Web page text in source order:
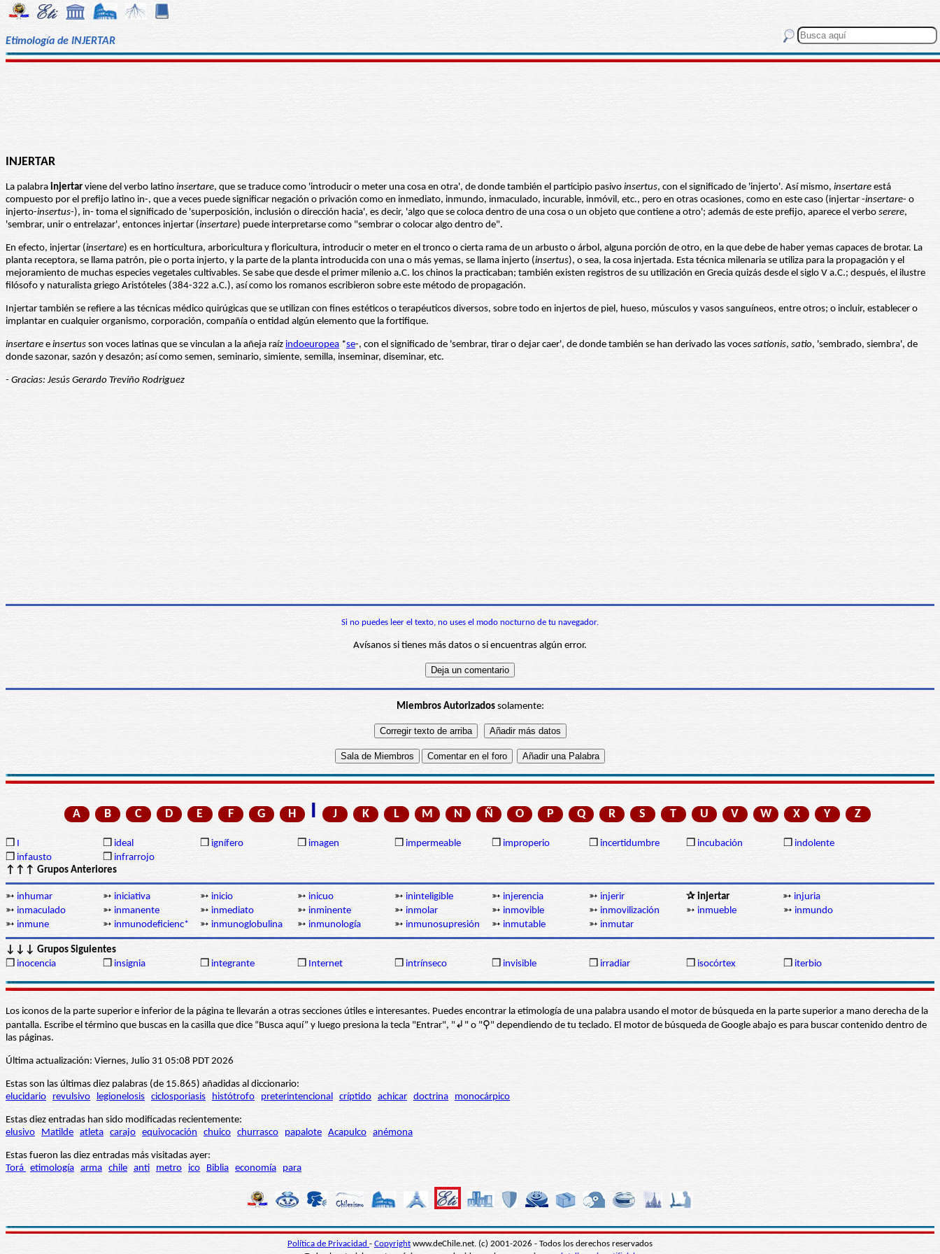
Etimología de INJERTAR
INJERTAR
La palabra injertar viene del verbo latino insertare, que se traduce como 'introducir o meter una cosa en otra', de donde también el participio pasivo insertus, con el significado de 'injerto'. Así mismo, insertare está
compuesto por el prefijo latino in-, que a veces puede significar negación o privación como en inmediato, inmundo, inmaculado, incurable, inmóvil, etc., pero en otras ocasiones, como en este caso (injertar -insertare- o
injerto-insertus-), in- toma el significado de 'superposición, inclusión o dirección hacia', es decir, 'algo que se coloca dentro de una cosa o un objeto que contiene a otro'; además de este prefijo, aparece el verbo serere,
'sembrar, unir o entrelazar', entonces injertar (insertare) puede interpretarse como "sembrar o colocar algo dentro de".
En efecto, injertar (insertare) es en horticultura, arboricultura y floricultura, introducir o meter en el tronco o cierta rama de un arbusto o árbol, alguna porción de otro, en la que debe de haber yemas capaces de brotar. La
planta receptora, se llama patrón, pie o porta injerto, y la parte de la planta introducida con una o más yemas, se llama injerto (insertus), o sea, la cosa injertada. Esta técnica milenaria se utiliza para la propagación y el
mejoramiento de muchas especies vegetales cultivables. Se sabe que desde el primer milenio a.C. los chinos la practicaban; también existen registros de su utilización en Grecia quizás desde el siglo V a.C.; después, el ilustre
filósofo y naturalista griego Aristóteles (384-322 a.C.), así como los romanos escribieron sobre este método de propagación.
Injertar también se refiere a las técnicas médico quirúgicas que se utilizan con fines estéticos o terapéuticos diversos, sobre todo en injertos de piel, hueso, músculos y vasos sanguíneos, entre otros; o incluir, establecer o
implantar en cualquier organismo, corporación, compañía o entidad algún elemento que la fortifique.
insertare e insertus son voces latinas que se vinculan a la añeja raíz indoeuropea *se-, con el significado de 'sembrar, tirar o dejar caer', de donde también se han derivado las voces sationis, satio, 'sembrado, siembra', de
donde sazonar, sazón y desazón; así como semen, seminario, simiente, semilla, inseminar, diseminar, etc.
- Gracias: Jesús Gerardo Treviño Rodriguez
Si no puedes leer el texto, no uses el modo nocturno de tu navegador.
Avísanos si tienes más datos o si encuentras algún error.
Miembros Autorizadossolamente:
A B C D E F G H I J K L M N Ñ O P Q R S T U V W X Y Z
❒ I ❒ ideal ❒ ignífero ❒ imagen ❒ impermeable ❒ improperio ❒ incertidumbre ❒ incubación ❒ indolente
❒ infausto ❒ infrarrojo
↑↑↑ Grupos Anteriores
➳ inhumar ➳ iniciativa ➳ inicio ➳ inicuo ➳ ininteligible ➳ injerencia ➳ injerir ✰ injertar ➳ injuria
➳ inmaculado ➳ inmanente ➳ inmediato ➳ inminente ➳ inmolar ➳ inmovible ➳ inmovilización ➳ inmueble ➳ inmundo
➳ inmune ➳ inmunodeficienc* ➳ inmunoglobulina ➳ inmunología ➳ inmunosupresión ➳ inmutable ➳ inmutar
↓↓↓ Grupos Siguientes
❒ inocencia ❒ insignia ❒ integrante ❒ Internet ❒ intrínseco ❒ invisible ❒ irradiar ❒ isocórtex ❒ iterbio
Los iconos de la parte superior e inferior de la página te llevarán a otras secciones útiles e interesantes. Puedes encontrar la etimología de una palabra usando el motor de búsqueda en la parte superior a mano derecha de la
pantalla. Escribe el término que buscas en la casilla que dice “Busca aquí” y luego presiona la tecla "Entrar", "↲" o "⚲" dependiendo de tu teclado. El motor de búsqueda de Google abajo es para buscar contenido dentro de
las páginas.
Última actualización: Viernes, Julio 31 05:08 PDT 2026
Estas son las últimas diez palabras (de 15.865) añadidas al diccionario:
elucidario
revulsivo legionelosis ciclosporiasis histótrofo preterintencional críptido achicar doctrina monocárpico
Estas diez entradas han sido modificadas recientemente:
elusivo
Matilde atleta carajo equivocación chuico churrasco papalote Acapulco anémona
Estas fueron las diez entradas más visitadas ayer:
Torá etimología arma chile anti metro ico Biblia economía para
Política de Privacidad - Copyright www.deChile.net. (c) 2001-2026 - Todos los derechos reservados